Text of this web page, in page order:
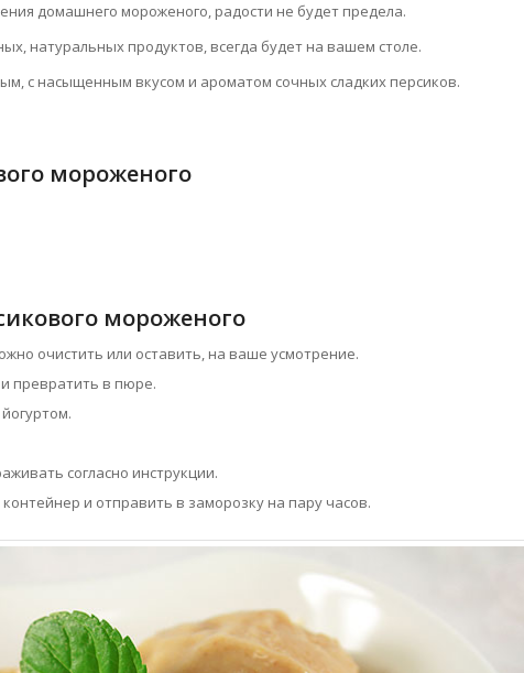
домашнего мороженого, радости не будет предела.
натуральных продуктов, всегда будет на вашем столе.
c насыщенным вкусом и ароматом сочных сладких персиков.
мороженого
мороженого
очистить или оставить, на ваше усмотрение.
превратить в пюре.
согласно инструкции.
и отправить в заморозку на пару часов.